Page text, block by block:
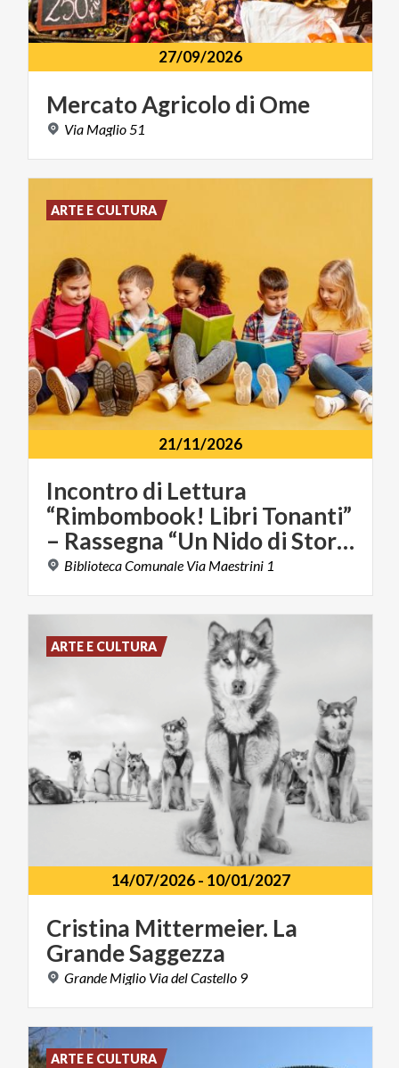
27/09/2026
MercatoAgricolodi Ome
Via Maglio 51
21/11/2026
Incontro di Lettura
“Rimbombook! Libri Tonanti”
– Rassegna “Un Nido di Storie”
BibliotecaComunale Via Maestrini 1
ARTE E CULTURA
14/07/2026- 10/01/2027
Cristina Mittermeier. La
GrandeSaggezza
Grande Miglio ViadelCastello 9
ARTE E CULTURA
ARTE E CULTURA